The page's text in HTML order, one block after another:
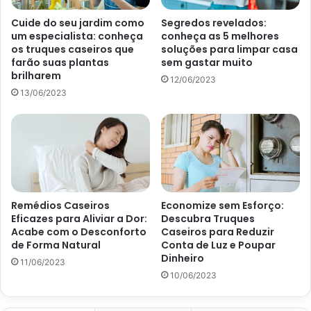
De acordo com uma matéria daGlobo, texto de Lucas
Alencar, escrito em 27 de outubro de 2015, os inseticidas
naturais são ótimas opções para resolver esse problema.
Através de odores repulsivos eles mantêm qualquer
visitante indesejado bem longe. Foi pensando nisso que o
site Portal Atualizei
inseticidas totalmente caseiros! Confira como realizar
alguns dos preparos abaixo.
Cuide do seu jardim como
um especialista: conheça
os truques caseiros que
farão suas plantas
brilharem
13/06/2023
Segredos revelados:
conheça as 5 melhores
soluções para limpar casa
sem gastar muito
12/06/2023
Remédios Caseiros
Eficazes para Aliviar a Dor:
Acabe com o Desconforto
de Forma Natural
11/06/2023
Economize sem Esforço:
Descubra Truques
Caseiros para Reduzir
Conta de Luz e Poupar
Dinheiro
10/06/2023